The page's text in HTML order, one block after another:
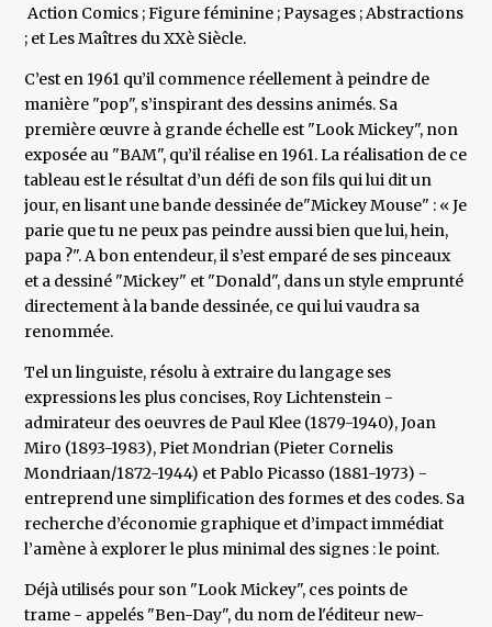
Action Comics ; Figure féminine ; Paysages ; Abstractions
; et Les Maîtres du XXè Siècle.
C’est en 1961 qu’il commence réellement à peindre de
manière "pop", s’inspirant des dessins animés. Sa
première œuvre à grande échelle est "Look Mickey", non
exposée au "BAM", qu’il réalise en 1961. La réalisation de ce
tableau est le résultat d’un défi de son fils qui lui dit un
jour, en lisant une bande dessinée de"Mickey Mouse" : « Je
parie que tu ne peux pas peindre aussi bien que lui, hein,
papa ?". A bon entendeur, il s’est emparé de ses pinceaux
et a dessiné "Mickey" et "Donald", dans un style emprunté
directement à la bande dessinée, ce qui lui vaudra sa
renommée.
Tel un linguiste, résolu à extraire du langage ses
expressions les plus concises, Roy Lichtenstein -
admirateur des oeuvres de Paul Klee (1879-1940), Joan
Miro (1893-1983), Piet Mondrian (Pieter Cornelis
Mondriaan/1872-1944) et Pablo Picasso (1881-1973) -
entreprend une simplification des formes et des codes. Sa
recherche d’économie graphique et d’impact immédiat
l’amène à explorer le plus minimal des signes : le point.
Déjà utilisés pour son "Look Mickey", ces points de
trame - appelés "Ben-Day", du nom de l'éditeur new-